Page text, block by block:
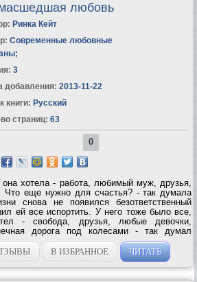
любовь
Ринка Кейт
Современные любовные
;
3
добавления: 2013-11-22
книги: Русский
страниц: 63
0
хотела - работа, любимый муж, друзья,
Что еще нужно для счастья? - так думала
снова не появился безответственный
ей все испортить. У него тоже было все,
- свобода, друзья, любые девочки,
дорога под колесами - так думал
без нее у него нет...
В ИЗБРАННОЕ ЧИТАТЬ